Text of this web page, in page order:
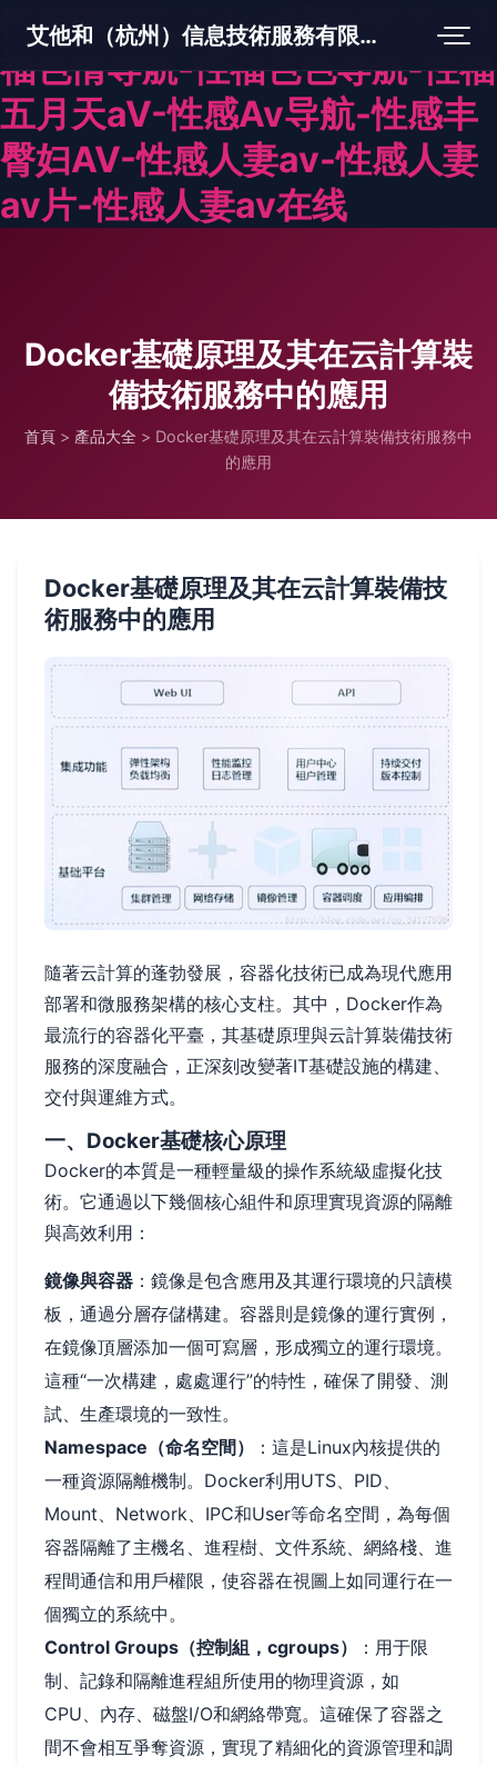
性福激情五月天-性福利欧美-性
福色情导航-性福色色导航-性福
五月天aV-性感Av导航-性感丰
臀妇AV-性感人妻av-性感人妻
av片-性感人妻av在线
艾他和（杭州）信息技術服務有限公司
Docker基礎原理及其在云計算裝
備技術服務中的應用
首頁 > 產品大全 > Docker基礎原理及其在云計算裝備技術服務中
的應用
Docker基礎原理及其在云計算裝備技
術服務中的應用
隨著云計算的蓬勃發展，容器化技術已成為現代應用
部署和微服務架構的核心支柱。其中，Docker作為
最流行的容器化平臺，其基礎原理與云計算裝備技術
服務的深度融合，正深刻改變著IT基礎設施的構建、
交付與運維方式。
一、Docker基礎核心原理
Docker的本質是一種輕量級的操作系統級虛擬化技
術。它通過以下幾個核心組件和原理實現資源的隔離
與高效利用：
鏡像與容器 ：鏡像是包含應用及其運行環境的只讀模
板，通過分層存儲構建。容器則是鏡像的運行實例，
在鏡像頂層添加一個可寫層，形成獨立的運行環境。
這種“一次構建，處處運行”的特性，確保了開發、測
試、生產環境的一致性。
Namespace（命名空間）
：這是Linux內核提供的
一種資源隔離機制。Docker利用UTS、PID、
Mount、Network、IPC和User等命名空間，為每個
容器隔離了主機名、進程樹、文件系統、網絡棧、進
程間通信和用戶權限，使容器在視圖上如同運行在一
個獨立的系統中。
Control Groups（控制組，cgroups）
：用于限
制、記錄和隔離進程組所使用的物理資源，如
CPU、內存、磁盤I/O和網絡帶寬。這確保了容器之
間不會相互爭奪資源，實現了精細化的資源管理和調